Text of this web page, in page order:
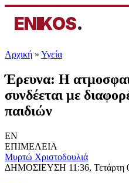
ENIKOS.
Αρχική » Υγεία
Έρευνα: Η
συνδέεται με
παιδιών
EN
ΕΠΙΜΕΛΕΙΑ
Μυρτώ Χριστοδουλιά
ΔΗΜΟΣΙΕΥΣΗ 11:36,